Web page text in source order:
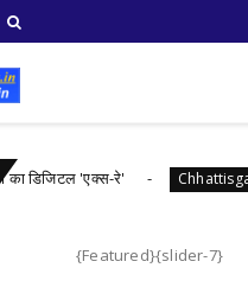
'एक्स-रे' Chhattisgarh
{Featured}{slider-7}